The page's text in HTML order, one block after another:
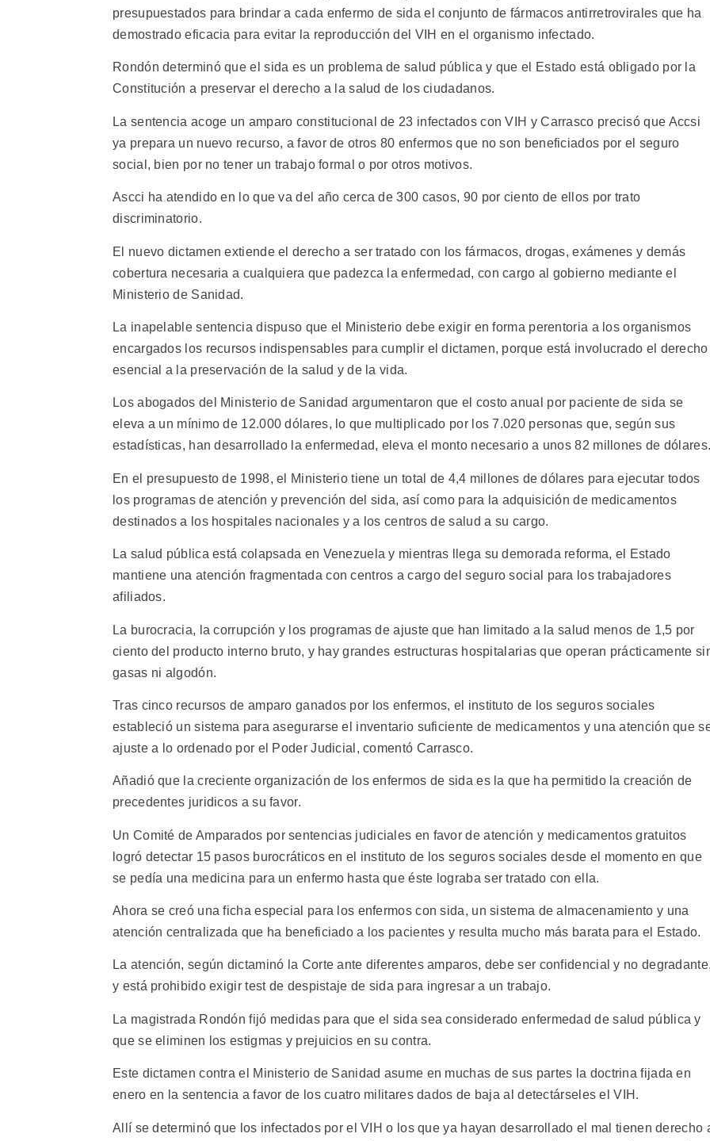
presupuestados para brindar a cada enfermo de sida el conjunto de fármacos antirretrovirales que ha
demostrado eficacia para evitar la reproducción del VIH en el organismo infectado.
Rondón determinó que el sida es un problema de salud pública y que el Estado está obligado por la
Constitución a preservar el derecho a la salud de los ciudadanos.
La sentencia acoge un amparo constitucional de 23 infectados con VIH y Carrasco precisó que Accsi
ya prepara un nuevo recurso, a favor de otros 80 enfermos que no son beneficiados por el seguro
social, bien por no tener un trabajo formal o por otros motivos.
Ascci ha atendido en lo que va del año cerca de 300 casos, 90 por ciento de ellos por trato
discriminatorio.
El nuevo dictamen extiende el derecho a ser tratado con los fármacos, drogas, exámenes y demás
cobertura necesaria a cualquiera que padezca la enfermedad, con cargo al gobierno mediante el
Ministerio de Sanidad.
La inapelable sentencia dispuso que el Ministerio debe exigir en forma perentoria a los organismos
encargados los recursos indispensables para cumplir el dictamen, porque está involucrado el derecho
esencial a la preservación de la salud y de la vida.
Los abogados del Ministerio de Sanidad argumentaron que el costo anual por paciente de sida se
eleva a un mínimo de 12.000 dólares, lo que multiplicado por los 7.020 personas que, según sus
estadísticas, han desarrollado la enfermedad, eleva el monto necesario a unos 82 millones de
En el presupuesto de 1998, el Ministerio tiene un total de 4,4 millones de dólares para ejecutar todos
los programas de atención y prevención del sida, así como para la adquisición de medicamentos
destinados a los hospitales nacionales y a los centros de salud a su cargo.
La salud pública está colapsada en Venezuela y mientras llega su demorada reforma, el Estado
mantiene una atención fragmentada con centros a cargo del seguro social para los trabajadores
afiliados.
La burocracia, la corrupción y los programas de ajuste que han limitado a la salud menos de 1,5 por
ciento del producto interno bruto, y hay grandes estructuras hospitalarias que operan prácticamente
gasas ni algodón.
Tras cinco recursos de amparo ganados por los enfermos, el instituto de los seguros sociales
estableció un sistema para asegurarse el inventario suficiente de medicamentos y una atención que
ajuste a lo ordenado por el Poder Judicial, comentó Carrasco.
Añadió que la creciente organización de los enfermos de sida es la que ha permitido la creación de
precedentes juridicos a su favor.
Un Comité de Amparados por sentencias judiciales en favor de atención y medicamentos gratuitos
logró detectar 15 pasos burocráticos en el instituto de los seguros sociales desde el momento en que
se pedía una medicina para un enfermo hasta que éste lograba ser tratado con ella.
Ahora se creó una ficha especial para los enfermos con sida, un sistema de almacenamiento y una
atención centralizada que ha beneficiado a los pacientes y resulta mucho más barata para el Estado.
La atención, según dictaminó la Corte ante diferentes amparos, debe ser confidencial y no
y está prohibido exigir test de despistaje de sida para ingresar a un trabajo.
La magistrada Rondón fijó medidas para que el sida sea considerado enfermedad de salud pública y
que se eliminen los estigmas y prejuicios en su contra.
Este dictamen contra el Ministerio de Sanidad asume en muchas de sus partes la doctrina fijada en
enero en la sentencia a favor de los cuatro militares dados de baja al detectárseles el VIH.
Allí se determinó que los infectados por el VIH o los que ya hayan desarrollado el mal tienen derecho